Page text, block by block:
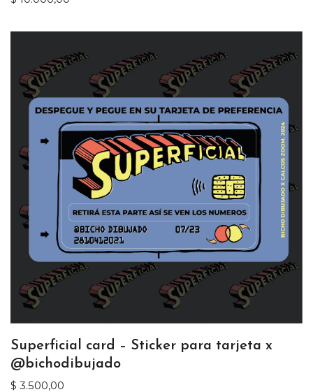
Superficial card – Sticker para tarjeta x
@bichodibujado
$ 3.500,00